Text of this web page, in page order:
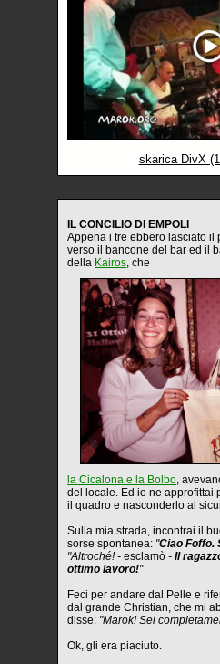
skarica DivX
IL CONCILIO DI EMPOLI
Appena i tre ebbero lasciato il
verso il bancone del bar ed il
della Kairos, che
la Cicalona e la Bolbo,
del locale. Ed io ne approfittai
il quadro e nasconderlo al
Sulla mia strada, incontrai il
sorse spontanea: "Ciao Foffo.
"Altroché! - esclamò - Il
ottimo lavoro!"
Feci per andare dal Pelle e
dal grande Christian, che mi
disse: "Marok! Sei
Ok, gli era piaciuto.